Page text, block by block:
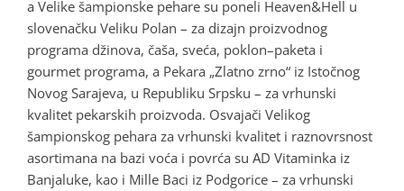
a Velike šampionske pehare su poneli Heaven&Hell u
slovenačku Veliku Polan – za dizajn proizvodnog
programa džinova, čaša, sveća, poklon–paketa i
gourmet programa, a Pekara „Zlatno zrno“ iz Istočnog
Novog Sarajeva, u Republiku Srpsku – za vrhunski
kvalitet pekarskih proizvoda. Osvajači Velikog
šampionskog pehara za vrhunski kvalitet i raznovrsnost
asortimana na bazi voća i povrća su AD Vitaminka iz
Banjaluke, kao i Mille Baci iz Podgorice – za vrhunski